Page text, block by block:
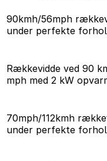
90kmh/56mph
under perfekte
Rækkevidde ved 90
mph med 2 kW
70mph/112kmh
under perfekte